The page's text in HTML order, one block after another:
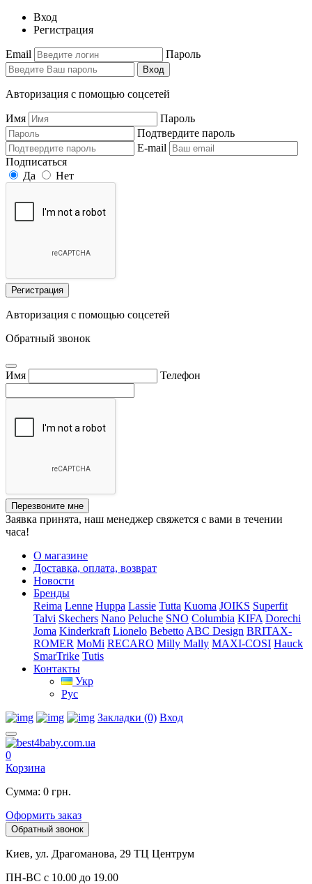
Вход
Регистрация
Email Пароль
Вход
Авторизация с помощью соцсетей
Имя
Пароль
Подтвердите пароль
E-mail
Подписаться
Да
Нет
Регистрация
Авторизация с помощью соцсетей
Обратный звонок
Имя Телефон
Перезвоните мне
Заявка принята, наш менеджер свяжется с вами в течении
часа!
О магазине
Доставка, оплата, возврат
Новости
Бренды
Reima Lenne Huppa Lassie Tutta Kuoma JOIKS Superfit
Talvi Skechers Nano Peluche SNO Columbia KIFA Dorechi
Joma Kinderkraft Lionelo Bebetto ABC Design BRITAX-
ROMER MoMi RECARO Milly Mally MAXI-COSI Hauck
SmarTrike Tutis
Контакты
Укр
Рус
Закладки (0) Вход
0
Корзина
Сумма: 0 грн.
Оформить заказ
Обратный звонок
Киев, ул. Драгоманова, 29 ТЦ Центрум
ПН-ВС с 10.00 до 19.00